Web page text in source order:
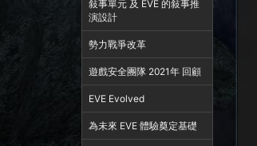
敍事單元 及 EVE 的敍事推
演設計
勢力戰爭改革
遊戲安全團隊 2021年 回顧
EVE Evolved
為未來 EVE 體驗奠定基礎